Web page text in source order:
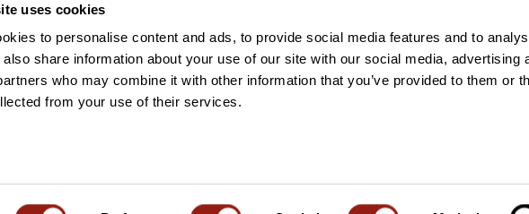
uses cookies
to personalise content and ads, to provide social media features and to
share information about your use of our site with our social media, advertising
who may combine it with other information that you’ve provided to them or
from your use of their services.
Mentions légales
Paramètres des cookies